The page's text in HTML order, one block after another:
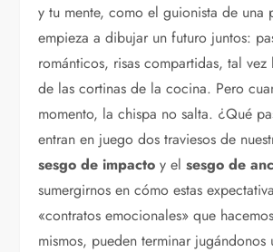
y tu mente, como el guionista de una
empieza a dibujar un futuro juntos:
románticos, risas compartidas, tal
de las cortinas de la cocina. Pero
momento, la chispa no salta. ¿Qué
entran en juego dos traviesos de
sesgo de impacto y elsesgo de
sumergirnos en cómo estas
«contratos emocionales» que
mismos, pueden terminar jugándonos